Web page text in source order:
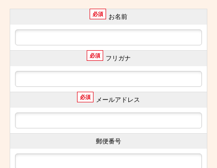
必須 お名前
必須 フリガナ
必須 メールアドレス
郵便番号